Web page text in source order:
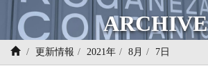
ARCHIVE
更新情報 2021年 8月 7日